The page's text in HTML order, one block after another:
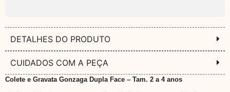
DETALHES DO PRODUTO
CUIDADOS COM A PEÇA
Colete e Gravata Gonzaga Dupla Face – Tam. 2 a 4 anos